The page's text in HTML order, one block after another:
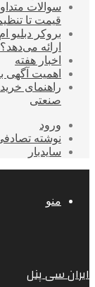
سوالات
قیمت تا
ارائه می‌دهد؟
اخبار هفته
اهمیت آگهی
راهنمای
صنعتی
ورود
نوشته
سایدبار
منو
ایران سی پنل